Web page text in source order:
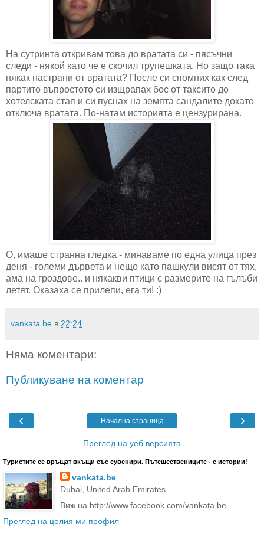
На сутринта откривам това до вратата си - пясъчни
следи - някой като че е скочил трупешката. Но защо така
някак настрани от вратата? После си спомних как след
партито въпростото си изщрапах бос от таксито до
хотелската стая и си пуснах на земята сандалите докато
отключа вратата. По-натам историята е цензурирана.
О, имаше странна гледка - минаваме по една улица през
деня - големи дървета и нещо като пашкули висят от тях,
ама на гроздове.. и някакви птици с размерите на гълъби
летят. Оказаха се прилепи, ега ти! :)
vankata.be в 22:24
Няма коментари:
Публикуване на коментар
‹ ›
Начална страница
Преглед на уеб версията
Туристите се връщат вкъщи със сувенири. Пътешествениците - с истории!
vankata.be
Dubai, United Arab Emirates
Виж на http://www.facebook.com/vankata.be
Преглед на целия ми профил